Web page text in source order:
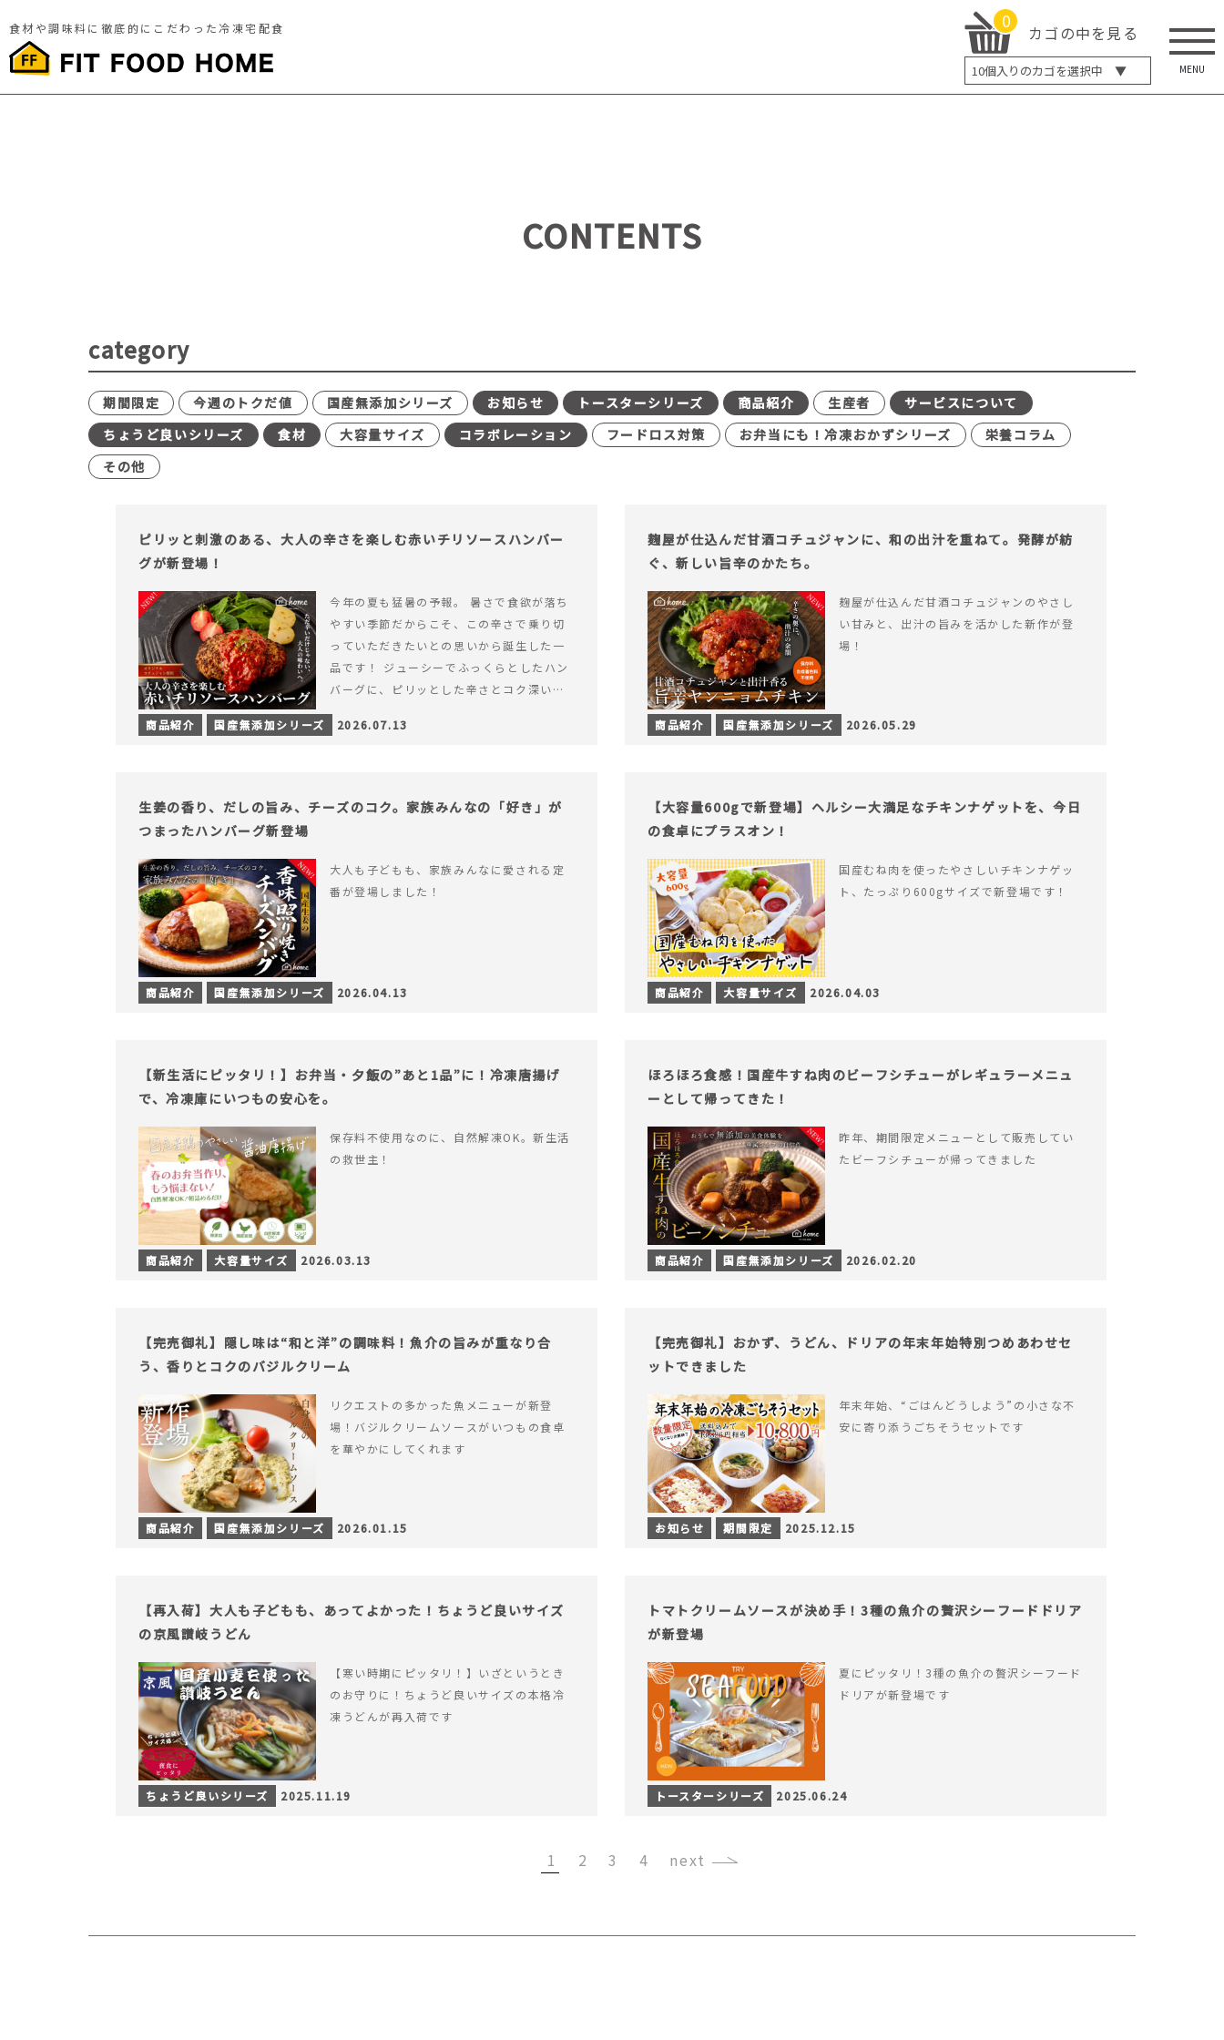
食材や調味料に徹底的にこだわった冷凍宅配食 0
カゴの中を見る
10個入りのカゴを選択中 ▼
5個入り
MENU
CONTENTS
category
期間限定 今週のトクだ値 国産無添加シリーズ お知らせ トースターシリーズ 商品紹介 生産者
サービスについて
ちょうど良いシリーズ
食材 大容量サイズ コラボレーション フードロス対策 お弁当にも！冷凍おかずシリーズ
栄養コラム
その他
ピリッと刺激のある、大人の辛さを楽しむ赤いチリソースハンバー
グが新登場！
今年の夏も猛暑の予報。 暑さで食欲が落ち
やすい季節だからこそ、この辛さで乗り切
っていただきたいとの思いから誕生した一
品です！ ジューシーでふっくらとしたハン
バーグに、ピリッとした辛さとコク深い旨
みが楽しめる特製チリソース&hellip; 続き
を読む ピリッと刺激のある、大人の辛さを
商品紹介 国産無添加シリーズ 2026.07.13
麹屋が仕込んだ甘酒コチュジャンに、和の出汁を重ねて。発酵が紡
ぐ、新しい旨辛のかたち。
麹屋が仕込んだ甘酒コチュジャンのやさし
い甘みと、出汁の旨みを活かした新作が登
場！
商品紹介 国産無添加シリーズ 2026.05.29
生姜の香り、だしの旨み、チーズのコク。家族みんなの「好き」が
つまったハンバーグ新登場
大人も子どもも、家族みんなに愛される定
番が登場しました！
商品紹介 国産無添加シリーズ 2026.04.13
【大容量600gで新登場】ヘルシー大満足なチキンナゲットを、今日
の食卓にプラスオン！
国産むね肉を使ったやさしいチキンナゲッ
ト、たっぷり600gサイズで新登場です！
商品紹介 大容量サイズ 2026.04.03
【新生活にピッタリ！】お弁当・夕飯の”あと1品”に！冷凍唐揚げ
で、冷凍庫にいつもの安心を。
保存料不使用なのに、自然解凍OK。新生活
の救世主！
商品紹介 大容量サイズ 2026.03.13
ほろほろ食感！国産牛すね肉のビーフシチューがレギュラーメニュ
ーとして帰ってきた！
昨年、期間限定メニューとして販売してい
たビーフシチューが帰ってきました
商品紹介 国産無添加シリーズ 2026.02.20
【完売御礼】隠し味は“和と洋”の調味料！魚介の旨みが重なり合
う、香りとコクのバジルクリーム
リクエストの多かった魚メニューが新登
場！バジルクリームソースがいつもの食卓
を華やかにしてくれます
商品紹介 国産無添加シリーズ 2026.01.15
【完売御礼】おかず、うどん、ドリアの年末年始特別つめあわせセ
ットできました
年末年始、“ごはんどうしよう”の小さな不
安に寄り添うごちそうセットです
お知らせ 期間限定 2025.12.15
【再入荷】大人も子どもも、あってよかった！ちょうど良いサイズ
の京風讃岐うどん
【寒い時期にピッタリ！】いざというとき
のお守りに！ちょうど良いサイズの本格冷
凍うどんが再入荷です
ちょうど良いシリーズ 2025.11.19
トマトクリームソースが決め手！3種の魚介の贅沢シーフードドリア
が新登場
夏にピッタリ！3種の魚介の贅沢シーフード
ドリアが新登場です
トースターシリーズ 2025.06.24
1 2 3 4 ›